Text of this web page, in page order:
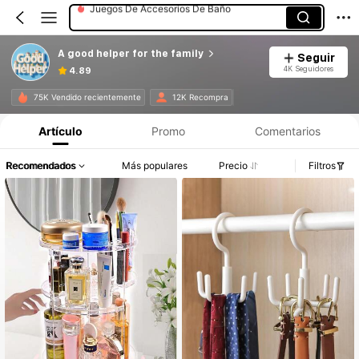
Organizadores De Maquillaje Y Vitrinas
Estantes Y Soportes
A good helper for the family
4.89
Seguir
4K Seguidores
75K Vendido recientemente 12K Recompra
Artículo Promo Comentarios
Recomendados Más populares Precio Filtros